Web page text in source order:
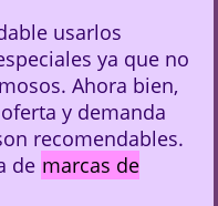
usarlos
ya que no
Ahora bien,
y demanda
recomendables.
de marcas de